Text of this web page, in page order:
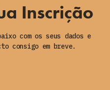
Inscrição
com os seus dados e
consigo em breve.